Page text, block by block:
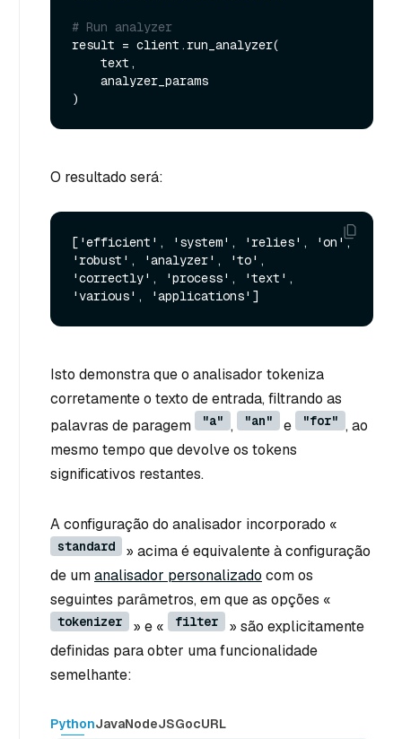
# Run analyzer
result = client.run_analyzer(
O resultado será:
['efficient', 'system', 'relies', 'on',
'robust', 'analyzer', 'to',
'correctly', 'process', 'text',
Isto demonstra que o analisador tokeniza
corretamente o texto de entrada, filtrando as
palavras de paragem
"a" , "an" e "for" , ao
mesmo tempo que devolve os tokens
significativos restantes.
A configuração do analisador incorporado «
standard
» acima é equivalente à configuração
de umanalisador personalizado com os
seguintes parâmetros, em que as opções «
tokenizer » e « filter
» são explicitamente
definidas para obter uma funcionalidade
semelhante:
PythonJavaNodeJSGocURL